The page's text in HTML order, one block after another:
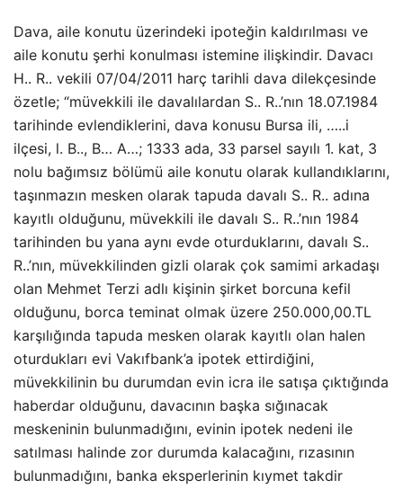
Dava, aile konutu üzerindeki ipoteğin kaldırılması ve
aile konutu şerhi konulması istemine ilişkindir. Davacı
H.. R.. vekili 07/04/2011 harç tarihli dava dilekçesinde
özetle; “müvekkili ile davalılardan S.. R..’nın 18.07.1984
tarihinde evlendiklerini, dava konusu Bursa ili, …..i
ilçesi, l. B.., B… A…; 1333 ada, 33 parsel sayılı 1. kat, 3
nolu bağımsız bölümü aile konutu olarak kullandıklarını,
taşınmazın mesken olarak tapuda davalı S.. R.. adına
kayıtlı olduğunu, müvekkili ile davalı S.. R..’nın 1984
tarihinden bu yana aynı evde oturduklarını, davalı S..
R..’nın, müvekkilinden gizli olarak çok samimi arkadaşı
olan Mehmet Terzi adlı kişinin şirket borcuna kefil
olduğunu, borca teminat olmak üzere 250.000,00.TL
karşılığında tapuda mesken olarak kayıtlı olan halen
oturdukları evi Vakıfbank’a ipotek ettirdiğini,
müvekkilinin bu durumdan evin icra ile satışa çıktığında
haberdar olduğunu, davacının başka sığınacak
meskeninin bulunmadığını, evinin ipotek nedeni ile
satılması halinde zor durumda kalacağını, rızasının
bulunmadığını, banka eksperlerinin kıymet takdir